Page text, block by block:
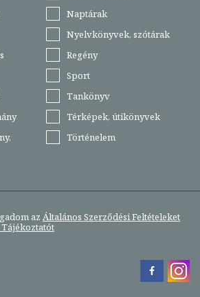
Naptárak
Nyelvkönyvek, szótárak
Regény
Sport
Tankönyv
Térképek, útikönyvek
Történelem
az Általános Szerződési Feltételeket